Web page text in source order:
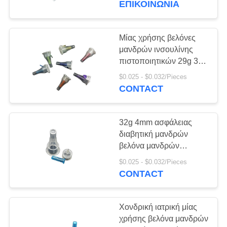
Πατσαβούρα γάζας
βαμβακιού
Αποστειρωμένη μίας
χρήσης σύριγγα
ΕΠΙΚΟΙΝΩΝΙΑ
Μίας χρήσης βελόνες
μανδρών ινσουλίνης
πιστοποιητικών 29g 30g
31g 32g CE
$0.025 - $0.032/Pieces
CONTACT
32g 4mm ασφάλειας
διαβητική μανδρών
βελόνα μανδρών
ινσουλίνης βελόνων
ιατρική αποστειρωμένη
$0.025 - $0.032/Pieces
CONTACT
Χονδρική ιατρική μίας
χρήσης βελόνα μανδρών